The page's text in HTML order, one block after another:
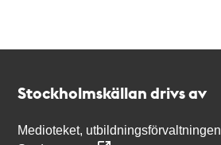
Stockholmskällan drivs av
Medioteket, utbildningsförvaltningen